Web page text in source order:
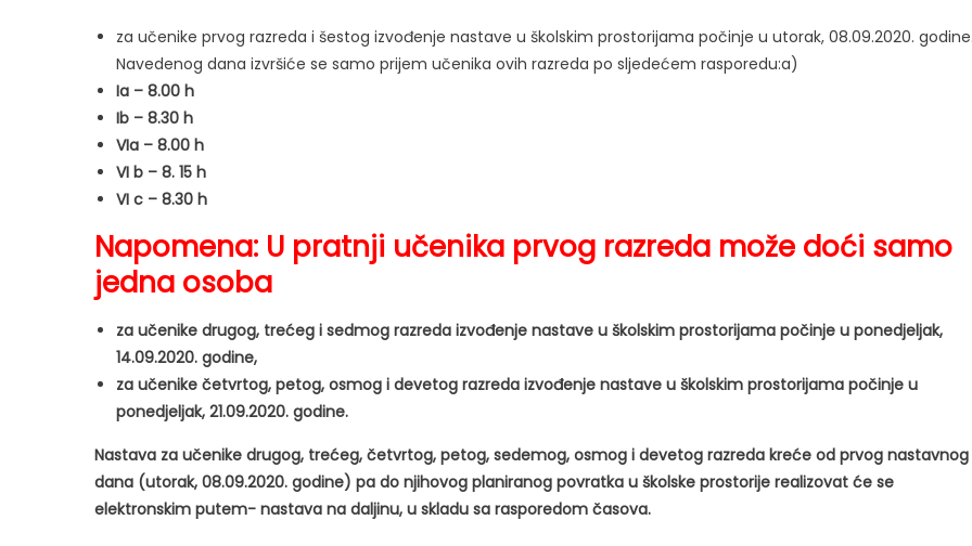
za učenike prvog razreda i šestog izvođenje nastave u školskim prostorijama počinje u utorak, 08.09.2020. godine.
Navedenog dana izvršiće se samo prijem učenika ovih razreda po sljedećem rasporedu:a)
Ia – 8.00 h
Ib – 8.30 h
VIa – 8.00 h
VI b – 8. 15 h
VI c – 8.30 h
Napomena: U pratnji učenika prvog razreda može doći samo
jedna osoba
za učenike drugog, trećeg i sedmog razreda izvođenje nastave u školskim prostorijama počinje u ponedjeljak,
14.09.2020. godine,
za učenike četvrtog, petog, osmog i devetog razreda izvođenje nastave u školskim prostorijama počinje u
ponedjeljak, 21.09.2020. godine.
Nastava za učenike drugog, trećeg, četvrtog, petog, sedemog, osmog i devetog razreda kreće od prvog nastavnog
dana (utorak, 08.09.2020. godine) pa do njihovog planiranog povratka u školske prostorije realizovat će se
elektronskim putem- nastava na daljinu, u skladu sa rasporedom časova.